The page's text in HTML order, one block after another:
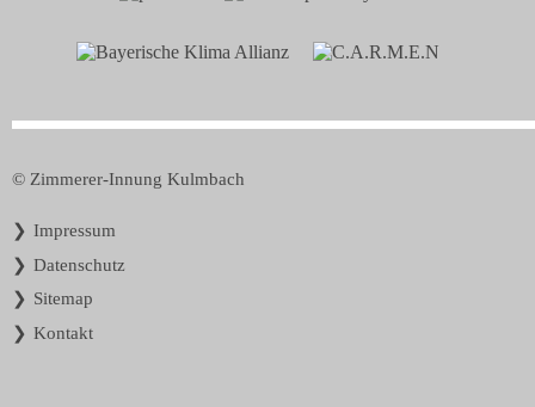
© Zimmerer-Innung Kulmbach
Navigation
Impressum
Datenschutz
Sitemap
Kontakt